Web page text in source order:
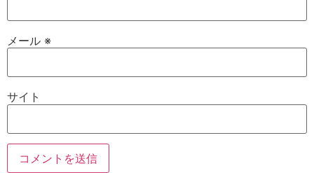
メール ※
サイト